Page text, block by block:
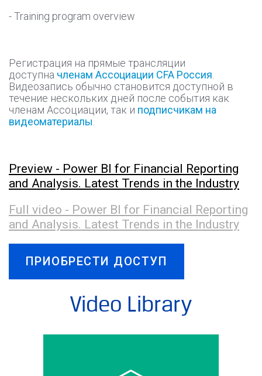
- Training program overview
Регистрация на прямые трансляции
доступна членам Ассоциации CFA Россия
Видеозапись обычно становится доступной в
течение нескольких дней после события как
членам Ассоциации, так и подписчикам на
видеоматериалы
Preview - Power BI for Financial Reporting
and Analysis. Latest Trends in the Industry
Full video - Power BI for Financial Reporting
and Analysis. Latest Trends in the Industry
ПРИОБРЕСТИ ДОСТУП
Video Library